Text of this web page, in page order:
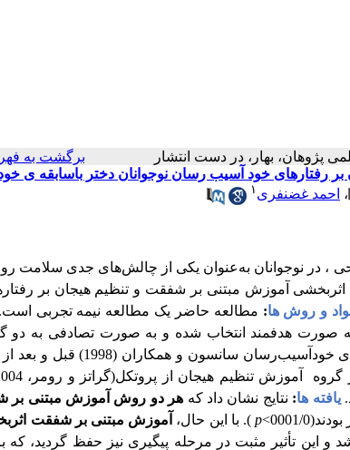
پژوهان، بهار، در دست انتشار برگشت به
رفتارهای خود آسیب رسان نوجوانان دختر باسابقه ی
، احمد غضنفری ۱
، در نوجوانان به‌عنوان یکی از چالش‌های جدی سلامت
اثربخشی آموزش مبتنی بر شفقت و تنظیم هیجان بر
و روش ها:
روانشناسی ناحیه 3 شهر تهران به صورت هدفمند انتخاب شده و به صورت
هیجان) و گروه کنترل تخصیص یافتند.
یافته ها: نتایج نشان دادکه هر دو روش آموزش مبتنی بر
بودند(0001/0>
p
). با این حال، آموزش مبتنی بر شفقت
این تأثیر مثبت در مرحله پیگیری نیز حفظ گردید،